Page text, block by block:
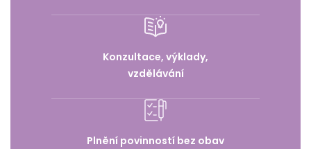
Konzultace, výklady,
vzdělávání
Plnění povinností bez obav